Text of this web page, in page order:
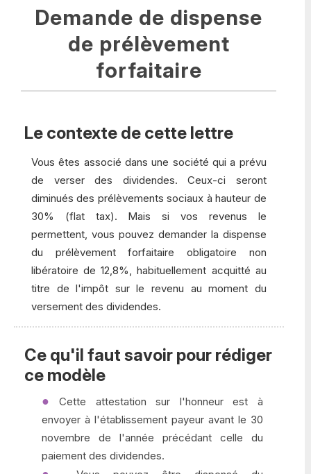
Demande de dispense
de prélèvement
forfaitaire
Le contexte de cette lettre
Vous êtes associé dans une société qui a prévu
de verser des dividendes. Ceux-ci seront
diminués des prélèvements sociaux à hauteur de
30% (flat tax). Mais si vos revenus le
permettent, vous pouvez demander la dispense
du prélèvement forfaitaire obligatoire non
libératoire de 12,8%, habituellement acquitté au
titre de l'impôt sur le revenu au moment du
versement des dividendes.
Ce qu'il faut savoir pour rédiger
ce modèle
Cette attestation sur l'honneur est à
envoyer à l'établissement payeur avant le 30
novembre de l'année précédant celle du
paiement des dividendes.